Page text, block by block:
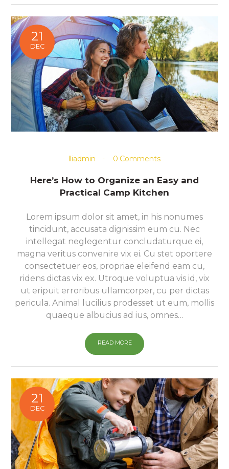
21
DEC
lliadmin 0 Comments
Here’s How to Organize an Easy and
Practical Camp Kitchen
Lorem ipsum dolor sit amet, in his nonumes
tincidunt, accusata dignissim eum cu. Nec
intellegat neglegentur concludaturque ei,
magna veritus convenire vix ei. Cu stet oportere
consectetuer eos, propriae eleifend eam cu,
ridens dictas vix ex. Utroque voluptua vis id, vix
ut eripuit erroribus ullamcorper, cu per dictas
pericula. Animal lucilius prodesset ut eum, mollis
quaeque albucius ad ius, omnes…
READ MORE
21
DEC